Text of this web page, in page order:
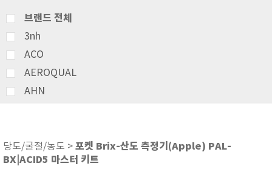
브랜드 전체
3nh
ACO
AEROQUAL
AHN
ATAGO
AZ INSTRUMENT
당도/굴절/농도 > 포켓 Brix-산도 측정기(Apple) PAL-
BX|ACID5 마스터 키트